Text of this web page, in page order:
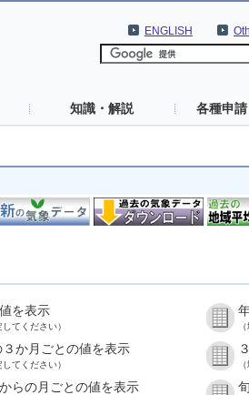
ENGLISH
知識・解説 各種申
を表示
してください）
か月ごとの値を表示
してください）
らの月ごとの値を表示